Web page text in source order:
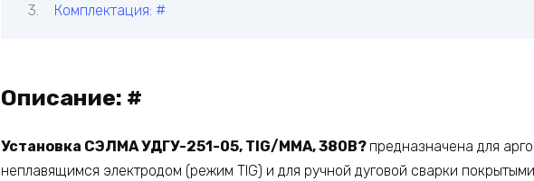
Комплектация: #
Описание: #
Установка СЭЛМА УДГУ-251-05, TIG/ММА, 380В? предназначена для
неплавящимся электродом (режим TIG) и для ручной дуговой сварки